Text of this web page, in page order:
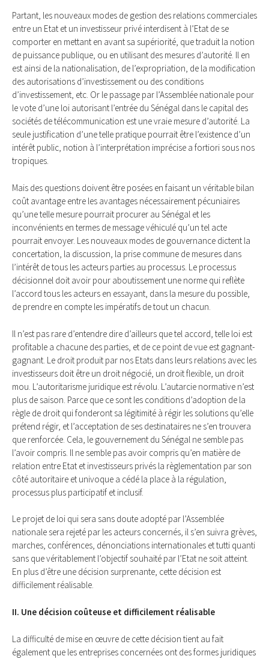
Partant, les nouveaux modes de gestion des relations commerciales
entre un Etat et un investisseur privé interdisent à l’Etat de se
comporter en mettant en avant sa supériorité, que traduit la notion
de puissance publique, ou en utilisant des mesures d’autorité. Il en
est ainsi de la nationalisation, de l’expropriation, de la modification
des autorisations d’investissement ou des conditions
d’investissement, etc. Or le passage par l’Assemblée nationale pour
le vote d’une loi autorisant l’entrée du Sénégal dans le capital des
sociétés de télécommunication est une vraie mesure d’autorité. La
seule justification d’une telle pratique pourrait être l’existence d’un
intérêt public, notion à l’interprétation imprécise a fortiori sous nos
tropiques.
Mais des questions doivent être posées en faisant un véritable bilan
coût avantage entre les avantages nécessairement pécuniaires
qu’une telle mesure pourrait procurer au Sénégal et les
inconvénients en termes de message véhiculé qu’un tel acte
pourrait envoyer. Les nouveaux modes de gouvernance dictent la
concertation, la discussion, la prise commune de mesures dans
l’intérêt de tous les acteurs parties au processus. Le processus
décisionnel doit avoir pour aboutissement une norme qui reflète
l’accord tous les acteurs en essayant, dans la mesure du possible,
de prendre en compte les impératifs de tout un chacun.
Il n’est pas rare d’entendre dire d’ailleurs que tel accord, telle loi est
profitable a chacune des parties, et de ce point de vue est gagnant-
gagnant. Le droit produit par nos Etats dans leurs relations avec les
investisseurs doit être un droit négocié, un droit flexible, un droit
mou. L’autoritarisme juridique est révolu. L’autarcie normative n’est
plus de saison. Parce que ce sont les conditions d’adoption de la
règle de droit qui fonderont sa légitimité à régir les solutions qu’elle
prétend régir, et l’acceptation de ses destinataires ne s’en trouvera
que renforcée. Cela, le gouvernement du Sénégal ne semble pas
l’avoir compris. Il ne semble pas avoir compris qu’en matière de
relation entre Etat et investisseurs privés la règlementation par son
côté autoritaire et univoque a cédé la place à la régulation,
processus plus participatif et inclusif.
Le projet de loi qui sera sans doute adopté par l’Assemblée
nationale sera rejeté par les acteurs concernés, il s’en suivra grèves,
marches, conférences, dénonciations internationales et tutti quanti
sans que véritablement l’objectif souhaité par l’Etat ne soit atteint.
En plus d’être une décision surprenante, cette décision est
difficilement réalisable.
II. Une décision coûteuse et difficilement réalisable
La difficulté de mise en œuvre de cette décision tient au fait
également que les entreprises concernées ont des formes juridiques